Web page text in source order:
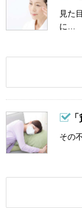
見た
に…
「
その